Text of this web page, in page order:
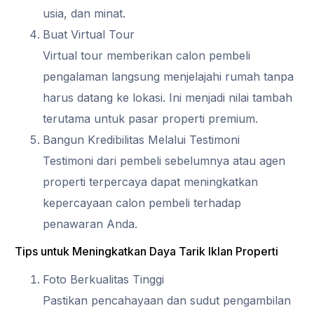
usia, dan minat.
Buat Virtual Tour
Virtual tour memberikan calon pembeli
pengalaman langsung menjelajahi rumah tanpa
harus datang ke lokasi. Ini menjadi nilai tambah
terutama untuk pasar properti premium.
Bangun Kredibilitas Melalui Testimoni
Testimoni dari pembeli sebelumnya atau agen
properti terpercaya dapat meningkatkan
kepercayaan calon pembeli terhadap
penawaran Anda.
Tips untuk Meningkatkan Daya Tarik Iklan Properti
Foto Berkualitas Tinggi
Pastikan pencahayaan dan sudut pengambilan